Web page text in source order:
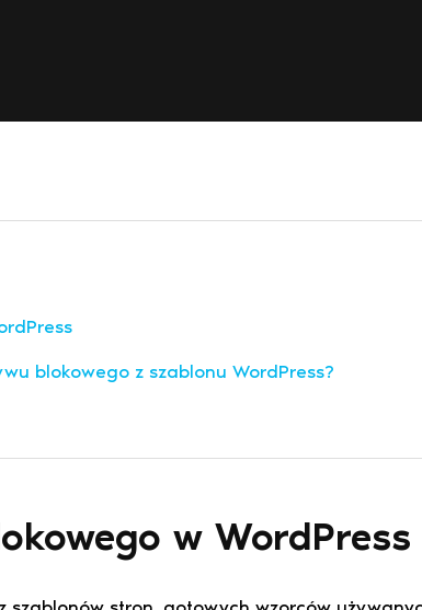
blokowego z szablonu WordPress?
w WordPress